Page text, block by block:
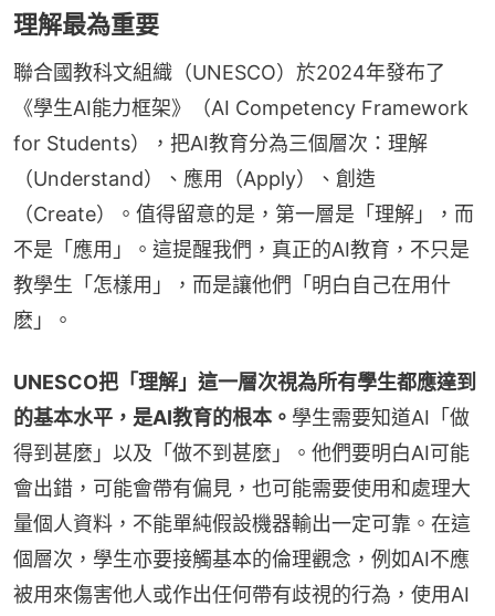
理解最為重要
聯合國教科文組織（UNESCO）於2024年發布了
《學生AI能力框架》（AI Competency Framework
for Students），把AI教育分為三個層次：理解
（Understand）、應用（Apply）、創造
（Create）。值得留意的是，第一層是「理解」，而
不是「應用」。這提醒我們，真正的AI教育，不只是
教學生「怎樣用」，而是讓他們「明白自己在用什
麽」。
UNESCO把「理解」這一層次視為所有學生都應達到
的基本水平，是AI教育的根本。 學生需要知道AI「做
得到甚麼」以及「做不到甚麼」。他們要明白AI可能
會出錯，可能會帶有偏見，也可能需要使用和處理大
量個人資料，不能單純假設機器輸出一定可靠。在這
個層次，學生亦要接觸基本的倫理觀念，例如AI不應
被用來傷害他人或作出任何帶有歧視的行為，使用AI